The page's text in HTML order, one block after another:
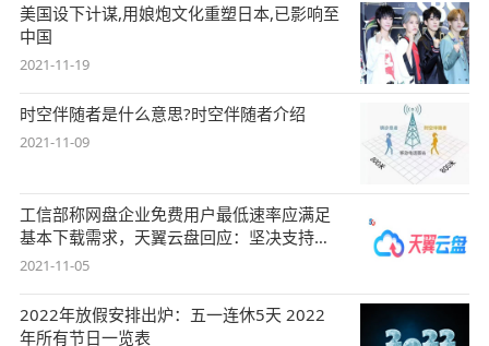
美国设下计谋,用娘炮文化重塑日本,已影响至
中国
2021-11-19
时空伴随者是什么意思?时空伴随者介绍
2021-11-09
工信部称网盘企业免费用户最低速率应满足
基本下载需求，天翼云盘回应：坚决支持，
始终
2021-11-05
2022年放假安排出炉：五一连休5天 2022
年所有节日一览表